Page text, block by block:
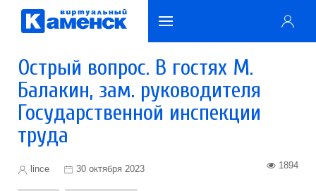
Острый вопрос. В гостях М.
Балакин, зам. руководителя
Государственной инспекции
труда
lince 30 октября 2023 1894